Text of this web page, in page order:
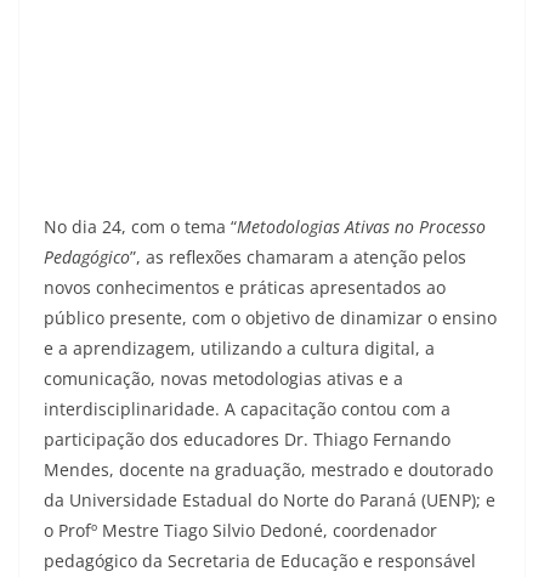
No dia 24, com o tema “Metodologias Ativas no Processo
Pedagógico”, as reflexões chamaram a atenção pelos
novos conhecimentos e práticas apresentados ao
público presente, com o objetivo de dinamizar o ensino
e a aprendizagem, utilizando a cultura digital, a
comunicação, novas metodologias ativas e a
interdisciplinaridade. A capacitação contou com a
participação dos educadores Dr. Thiago Fernando
Mendes, docente na graduação, mestrado e doutorado
da Universidade Estadual do Norte do Paraná (UENP); e
o Profº Mestre Tiago Silvio Dedoné, coordenador
pedagógico da Secretaria de Educação e responsável